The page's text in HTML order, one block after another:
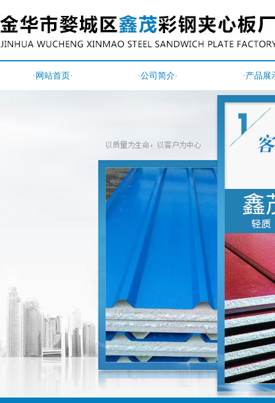
·网站首页· ·公司简介· ·产品展